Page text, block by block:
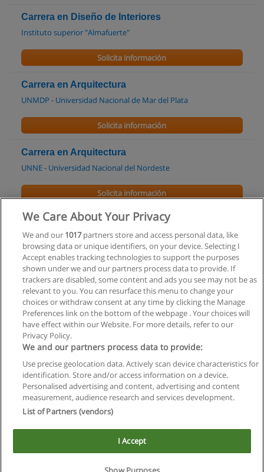
Carrera en Diseño de Interiores
Instituto superior "Almafuerte"
Solicita información
Carrera en Arquitectura
UNMDP - Universidad Nacional de Mar del Plata
Solicita información
Carrera en Arquitectura
UNNE - Universidad Nacional del Nordeste
Solicita información
Tecnicatura Superior en Diseño con Orientacion
en Diseño de Interiores
EAD - Escuela Argentina de Diseño
Solicita información
Privacidad de datos
Contactar con Educaedu
Copyright © Educaedu Business S.L. - CIF : B-95610580: -
We Care About Your Privacy
We and our 1017partners store and access personal data, like
browsing data or unique identifiers, on your device. Selecting I
Accept enables tracking technologies to support the purposes
shown under we and our partners process data to provide. If
trackers are disabled, some content and ads you see may not be as
relevant to you. You can resurface this menu to change your
choices or withdraw consent at any time by clicking the Manage
Preferences link on the bottom of the webpage . Your choices will
have effect within our Website. For more details, refer to our
Privacy Policy.
We and our partners process data to provide:
Use precise geolocation data. Actively scan device characteristics for
identification. Store and/or access information on a device.
Personalised advertising and content, advertising and content
measurement, audience research and services development.
List of Partners (vendors)
I Accept